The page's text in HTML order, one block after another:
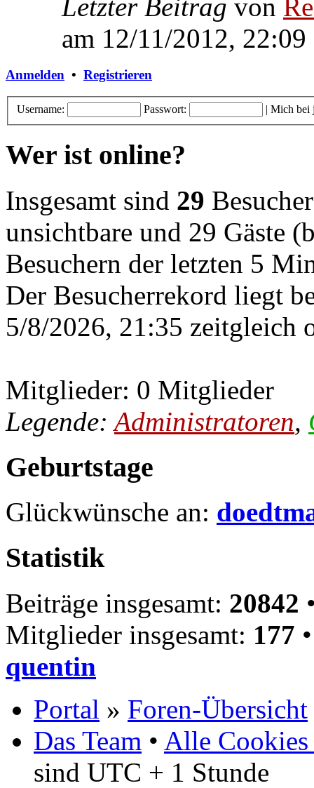
Letzter Beitrag von
am 12/11/2012, 22:09
Anmelden • Registrieren
Username: Passwort: | Mich bei
Wer ist online?
Insgesamt sind 29
unsichtbare und 29 Gäste
Besuchern der letzten 5
Der Besucherrekord liegt
5/8/2026, 21:35 zeitgleich
Mitglieder: 0 Mitglieder
Legende:Administratoren,
Geburtstage
Glückwünsche an:
Statistik
Beiträge insgesamt: 20842
Mitglieder insgesamt: 177
quentin
Portal » Foren-Übersicht
Das Team • Alle Cookies
sind UTC + 1 Stunde